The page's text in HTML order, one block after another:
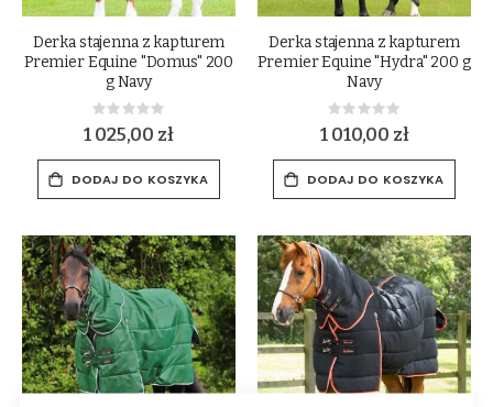
Derka stajenna z kapturem
Premier Equine "Domus" 200
g Navy
Rating:
0%
1 025,00 zł
DODAJ DO KOSZYKA
Derka stajenna z kapturem
Premier Equine "Hydra" 200 g
Navy
Rating:
0%
1 010,00 zł
DODAJ DO KOSZYKA